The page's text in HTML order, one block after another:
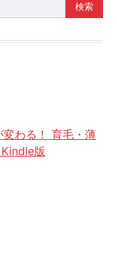
わる！ 育毛・薄
版